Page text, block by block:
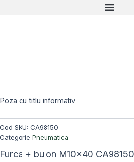
Poza cu titlu informativ
Cod SKU: CA98150
Categorie Pneumatica
Furca + bulon M10x40 CA98150